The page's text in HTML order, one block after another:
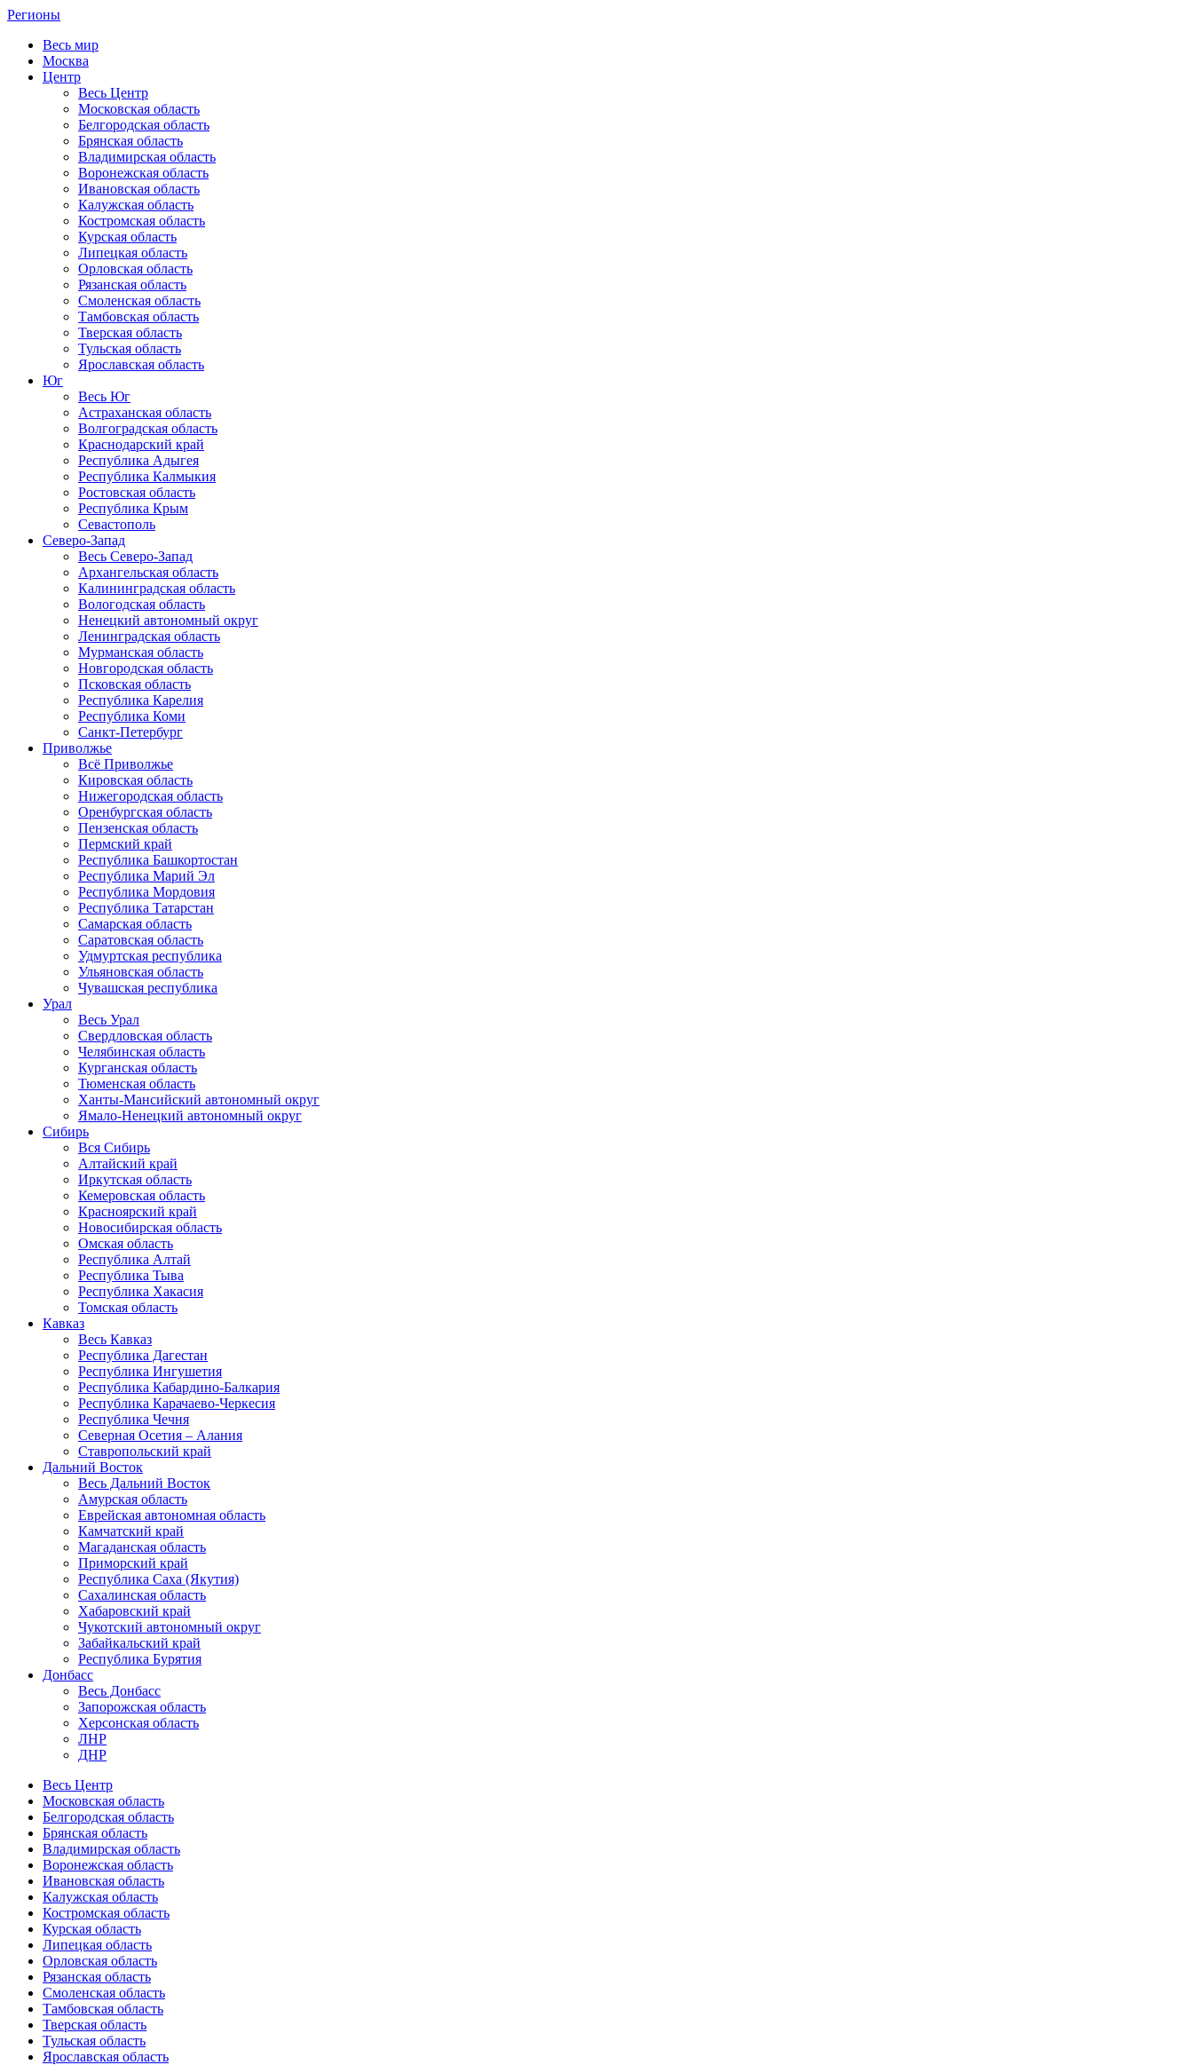
Регионы
Весь мир
Москва
Центр
Весь Центр
Московская область
Белгородская область
Брянская область
Владимирская область
Воронежская область
Ивановская область
Калужская область
Костромская область
Курская область
Липецкая область
Орловская область
Рязанская область
Смоленская область
Тамбовская область
Тверская область
Тульская область
Ярославская область
Юг
Весь Юг
Астраханская область
Волгоградская область
Краснодарский край
Республика Адыгея
Республика Калмыкия
Ростовская область
Республика Крым
Севастополь
Северо-Запад
Весь Северо-Запад
Архангельская область
Калининградская область
Вологодская область
Ненецкий автономный округ
Ленинградская область
Мурманская область
Новгородская область
Псковская область
Республика Карелия
Республика Коми
Санкт-Петербург
Приволжье
Всё Приволжье
Кировская область
Нижегородская область
Оренбургская область
Пензенская область
Пермский край
Республика Башкортостан
Республика Марий Эл
Республика Мордовия
Республика Татарстан
Самарская область
Саратовская область
Удмуртская республика
Ульяновская область
Чувашская республика
Урал
Весь Урал
Свердловская область
Челябинская область
Курганская область
Тюменская область
Ханты-Мансийский автономный округ
Ямало-Ненецкий автономный округ
Сибирь
Вся Сибирь
Алтайский край
Иркутская область
Кемеровская область
Красноярский край
Новосибирская область
Омская область
Республика Алтай
Республика Тыва
Республика Хакасия
Томская область
Кавказ
Весь Кавказ
Республика Дагестан
Республика Ингушетия
Республика Кабардино-Балкария
Республика Карачаево-Черкесия
Республика Чечня
Северная Осетия – Алания
Ставропольский край
Дальний Восток
Весь Дальний Восток
Амурская область
Еврейская автономная область
Камчатский край
Магаданская область
Приморский край
Республика Саха (Якутия)
Сахалинская область
Хабаровский край
Чукотский автономный округ
Забайкальский край
Республика Бурятия
Донбасс
Весь Донбасс
Запорожская область
Херсонская область
ЛНР
ДНР
Весь Центр
Московская область
Белгородская область
Брянская область
Владимирская область
Воронежская область
Ивановская область
Калужская область
Костромская область
Курская область
Липецкая область
Орловская область
Рязанская область
Смоленская область
Тамбовская область
Тверская область
Тульская область
Ярославская область